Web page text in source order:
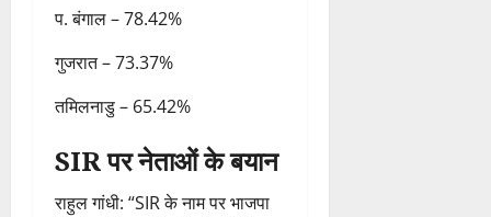
प. बंगाल – 78.42%
गुजरात – 73.37%
तमिलनाडु – 65.42%
SIR पर नेताओं के बयान
राहुल गांधी: “SIR के नाम पर भाजपा